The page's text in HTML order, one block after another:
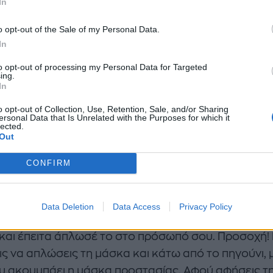
opt-out of the Sale of my Personal Data.
opt-out of processing my Personal Data for Targeted
opt-out of Collection, Use, Retention, Sale, and/or Sharing
Data that Is Unrelated with the Purposes for which it
CONFIRM
Data Deletion Data Access Privacy Policy
της σούπας γιαούρτι
το αγγούρι κόψε το σε κομματάκια και
και έπειτα άπλωσέ το στο πρόσωπό σου.
να απλώσεις τη μάσκα και κάτω από το πηγούνι,
ακουμπάει η μάσκα προστασίας. Αφού αφήσεις